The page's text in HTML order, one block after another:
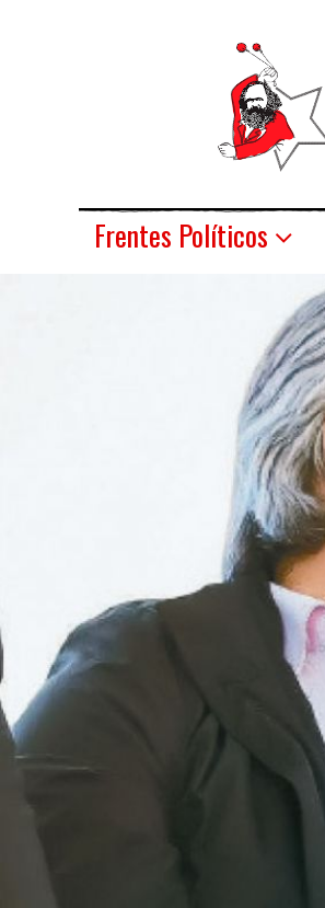
Frentes Políticos